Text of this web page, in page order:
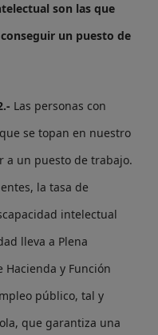
son las que
un puesto de
Las personas con
se topan en nuestro
a un puesto de trabajo.
la tasa de
intelectual
lleva a Plena
y Función
público, tal y
que garantiza una